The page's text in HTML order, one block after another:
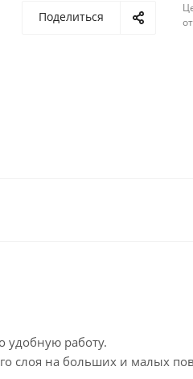
Поделиться
удобную работу.
слоя на больших и малых